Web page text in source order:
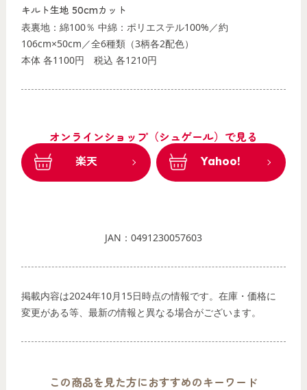
キルト生地 50cmカット
表裏地：綿100％ 中綿：ポリエステル100%／約
106cm×50cm／全6種類（3柄各2配色）
本体 各1100円 税込 各1210円
オンラインショップ（シュゲール）で見る
楽天
Yahoo!
JAN：0491230057603
掲載内容は2024年10月15日時点の情報です。在庫・価格に
変更がある等、最新の情報と異なる場合がございます。
この商品を見た方におすすめのキーワード